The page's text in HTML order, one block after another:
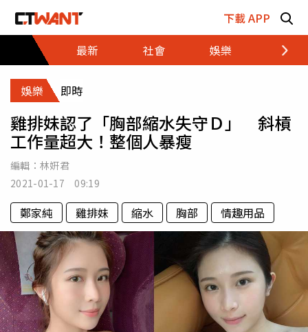
下載 APP
最新
社會 娛樂 財經
娛樂 即時
雞排妹認了「胸部縮水失守Ｄ」 斜槓
工作量超大！整個人暴瘦
編輯： 林姸君
2021-01-17 09:19
鄭家純 雞排妹 縮水 胸部 情趣用品